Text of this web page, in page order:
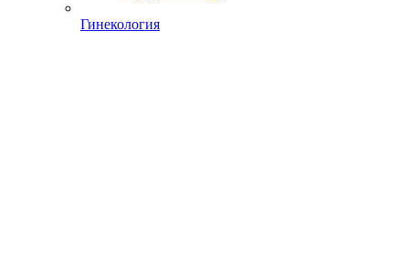
Гинекология